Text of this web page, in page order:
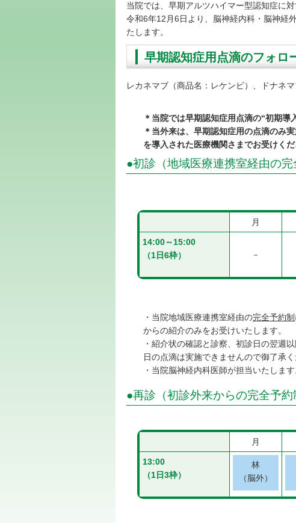
当院では、早期アルツハイマー型認知症に
令和6年12月6日より、脳神経内科・脳神経
たします。
早期認知症用点滴のフォロ
レカネマブ（商品名：レケンビ）、ドナネ
＊当院では早期認知症用点滴の“初期導
＊当外来は、早期認知症用の点滴のみ
を導入された医療機関さまでお受けくだ
●初診（地域医療連携室経由の完
月
14:00～15:00
（1日6枠）
－
・当院地域医療連携室経由の完全予約制
からの紹介のみをお受けいたします。
・紹介状の確認と診察、初診日の翌週
日の点滴は実施できませんので御了承く
・当院脳神経内科医師が担当いたします
●再診（初診外来からの完全予約
月
13:00
（1日3枠）
林
（脳外）